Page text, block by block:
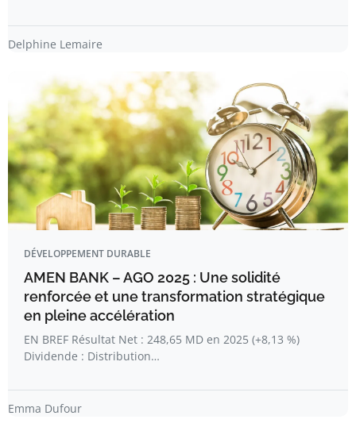
Delphine Lemaire
DÉVELOPPEMENT DURABLE
AMEN BANK – AGO 2025 : Une solidité
renforcée et une transformation stratégique
en pleine accélération
EN BREF Résultat Net : 248,65 MD en 2025 (+8,13 %)
Dividende : Distribution…
Emma Dufour